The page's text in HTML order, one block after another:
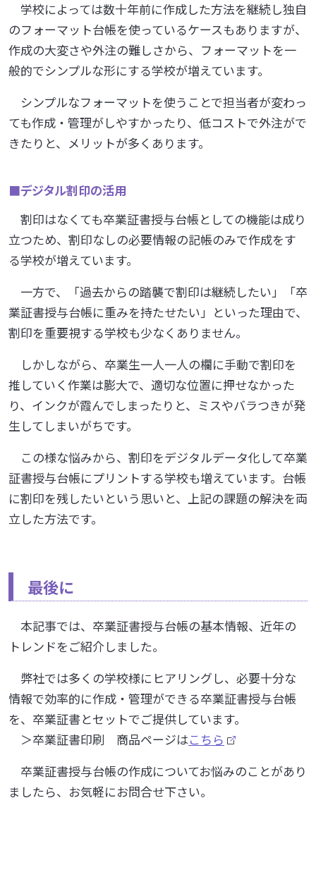
学校によっては数十年前に作成した方法を継続し独自
のフォーマット台帳を使っているケースもありますが、
作成の大変さや外注の難しさから、フォーマットを一
般的でシンプルな形にする学校が増えています。
シンプルなフォーマットを使うことで担当者が変わっ
ても作成・管理がしやすかったり、低コストで外注がで
きたりと、メリットが多くあります。
■デジタル割印の活用
割印はなくても卒業証書授与台帳としての機能は成り
立つため、割印なしの必要情報の記帳のみで作成をす
る学校が増えています。
一方で、「過去からの踏襲で割印は継続したい」「卒
業証書授与台帳に重みを持たせたい」といった理由で、
割印を重要視する学校も少なくありません。
しかしながら、卒業生一人一人の欄に手動で割印を
推していく作業は膨大で、適切な位置に押せなかった
り、インクが霞んでしまったりと、ミスやバラつきが発
生してしまいがちです。
この様な悩みから、割印をデジタルデータ化して卒業
証書授与台帳にプリントする学校も増えています。台帳
に割印を残したいという思いと、上記の課題の解決を両
立した方法です。
最後に
本記事では、卒業証書授与台帳の基本情報、近年の
トレンドをご紹介しました。
弊社では多くの学校様にヒアリングし、必要十分な
情報で効率的に作成・管理ができる卒業証書授与台帳
を、卒業証書とセットでご提供しています。
＞卒業証書印刷 商品ページはこちら
卒業証書授与台帳の作成についてお悩みのことがあり
ましたら、お気軽にお問合せ下さい。